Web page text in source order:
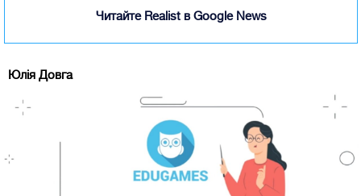
Читайте Realist в Google News
Юлія Довга